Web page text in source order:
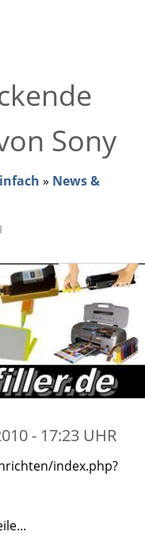
Sony
» News &
- 17:23 UHR
index.php?